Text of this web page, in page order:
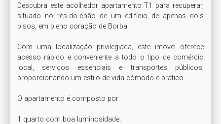
Descubra este acolhedor apartamento T1 para recuperar,
situado no rés-do-chão de um edifício de apenas dois
pisos, em pleno coração de Borba.
Com uma localização privilegiada, este imóvel oferece
acesso rápido e conveniente a todo o tipo de comércio
local, serviços essenciais e transportes públicos,
proporcionando um estilo de vida cómodo e prático.
O apartamento é composto por:
1 quarto com boa luminosidade;